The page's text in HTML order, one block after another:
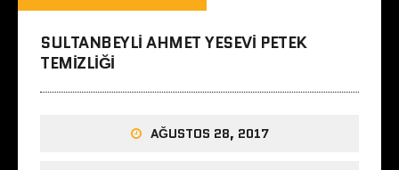
SULTANBEYLI AHMET YESEVI PETEK
TEMIZLIĞI
AĞUSTOS 28, 2017